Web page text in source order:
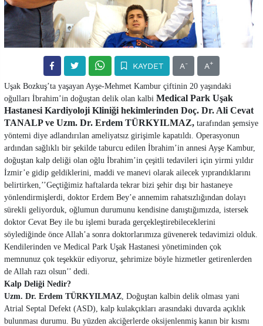
KAYDET A- A+
Uşak Bozkuş’ta yaşayan Ayşe-Mehmet Kambur çiftinin 20 yaşındaki
oğulları İbrahim’in doğuştan delik olan kalbi Medical Park Uşak
Hastanesi Kardiyoloji Kliniği hekimlerinden Doç. Dr. Ali Cevat
TANALP ve Uzm. Dr. Erdem TÜRKYILMAZ, tarafından şemsiye
yöntemi diye adlandırılan ameliyatsız girişimle kapatıldı. Operasyonun
ardından sağlıklı bir şekilde taburcu edilen İbrahim’in annesi Ayşe Kambur,
doğuştan kalp deliği olan oğlu İbrahim’in çeşitli tedavileri için yirmi yıldır
İzmir’e gidip geldiklerini, maddi ve manevi olarak ailecek yıprandıklarını
belirtirken,’’Geçtiğimiz haftalarda tekrar bizi şehir dışı bir hastaneye
yönlendirmişlerdi, doktor Erdem Bey’e annemim rahatsızlığından dolayı
sürekli geliyorduk, oğlumun durumunu kendisine danıştığımızda, istersek
doktor Cevat Bey ile bu işlemi burada gerçekleştirebileceklerini
söylediğinde önce Allah’a sonra doktorlarımıza güvenerek tedavimizi olduk.
Kendilerinden ve Medical Park Uşak Hastanesi yönetiminden çok
memnunuz çok teşekkür ediyoruz, şehrimize böyle hizmetler getirenlerden
de Allah razı olsun’’ dedi.
Kalp Deliği Nedir?
Uzm. Dr. Erdem TÜRKYILMAZ , Doğuştan kalbin delik olması yani
Atrial Septal Defekt (ASD), kalp kulakçıkları arasındaki duvarda açıklık
bulunması durumu. Bu yüzden akciğerlerde oksijenlenmiş kanın bir kısmı